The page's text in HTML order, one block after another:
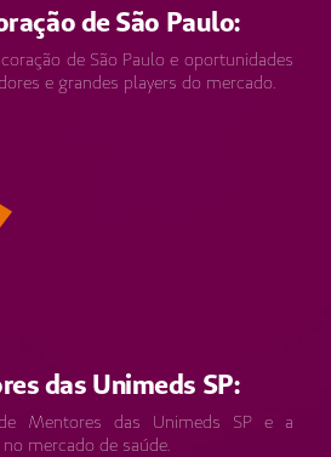
de São Paulo:
de São Paulo e oportunidades
e grandes players do mercado.
das Unimeds SP:
Mentores das Unimeds SP e a
mercado de saúde.